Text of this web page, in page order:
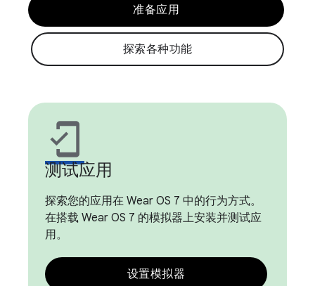
准备应用
探索各种功能
mobile_friendly
测试应用
探索您的应用在 Wear OS 7 中的行为方式。
在搭载 Wear OS 7 的模拟器上安装并测试应
用。
设置模拟器